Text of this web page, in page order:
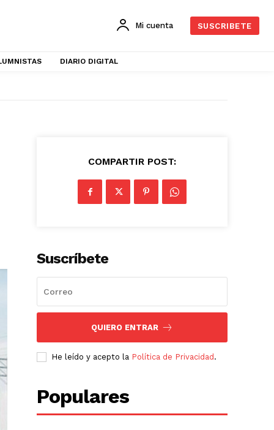
Mi cuenta SUSCRIBETE
DIARIO DIGITAL
COMPARTIR POST:
Suscríbete
QUIERO ENTRAR
He leído y acepto la Política de Privacidad .
Populares